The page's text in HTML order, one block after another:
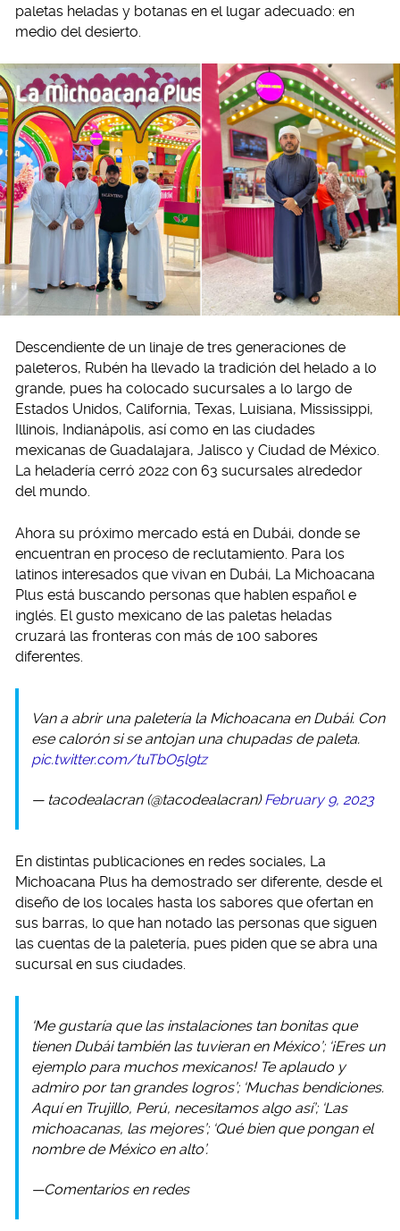
paletas heladas y botanas en el lugar adecuado: en
medio del desierto.
Descendiente de un linaje de tres generaciones de
paleteros, Rubén ha llevado la tradición del helado a lo
grande, pues ha colocado sucursales a lo largo de
Estados Unidos, California, Texas, Luisiana, Mississippi,
Illinois, Indianápolis, así como en las ciudades
mexicanas de Guadalajara, Jalisco y Ciudad de México.
La heladería cerró 2022 con 63 sucursales alrededor
del mundo.
Ahora su próximo mercado está en Dubái, donde se
encuentran en proceso de reclutamiento. Para los
latinos interesados que vivan en Dubái, La Michoacana
Plus está buscando personas que hablen español e
inglés. El gusto mexicano de las paletas heladas
cruzará las fronteras con más de 100 sabores
diferentes.
Van a abrir una paletería la Michoacana en Dubái. Con
ese calorón si se antojan una chupadas de paleta.
pic.twitter.com/tuTbO5l9tz
— tacodealacran (@tacodealacran)February 9, 2023
En distintas publicaciones en redes sociales, La
Michoacana Plus ha demostrado ser diferente, desde el
diseño de los locales hasta los sabores que ofertan en
sus barras, lo que han notado las personas que siguen
las cuentas de la paletería, pues piden que se abra una
sucursal en sus ciudades.
‘Me gustaría que las instalaciones tan bonitas que
tienen Dubái también las tuvieran en México’; ‘¡Eres un
ejemplo para muchos mexicanos! Te aplaudo y
admiro por tan grandes logros’; ‘Muchas bendiciones.
Aquí en Trujillo, Perú, necesitamos algo así’; ‘Las
michoacanas, las mejores’; ‘Qué bien que pongan el
nombre de México en alto’.
—Comentarios en redes